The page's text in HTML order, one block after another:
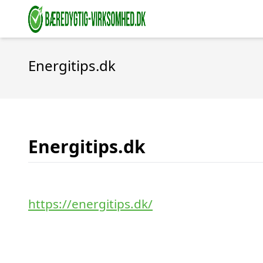
Energitips.dk
Energitips.dk
https://energitips.dk/